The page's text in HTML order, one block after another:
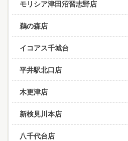
モリシア津田沼習志野店
鵜の森店
イコアス千城台
平井駅北口店
木更津店
新検見川本店
八千代台店